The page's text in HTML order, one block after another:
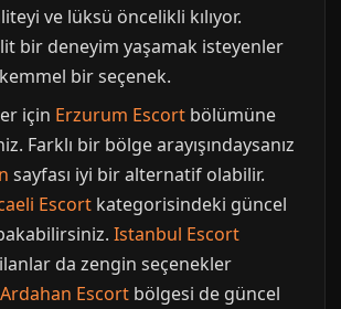
ve lüksü öncelikli kılıyor.
bir deneyim yaşamak isteyenler
bir seçenek.
için Erzurum Escort bölümüne
Farklı bir bölge arayışındaysanız
sayfası iyi bir alternatif olabilir.
Escort kategorisindeki güncel
Istanbul Escort
da zengin seçenekler
Ardahan Escort bölgesi de güncel